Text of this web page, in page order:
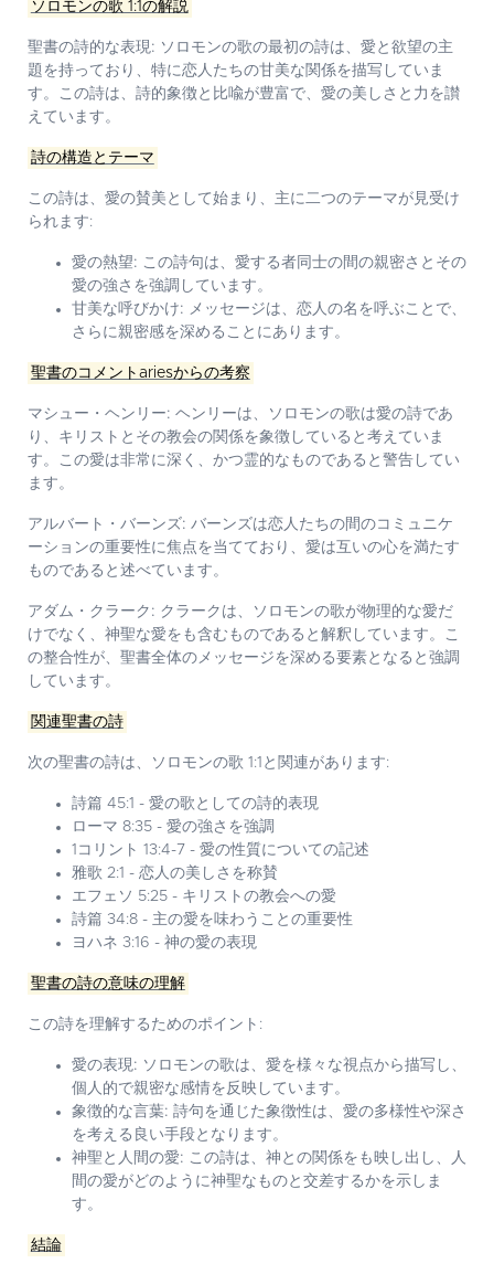
ソロモンの歌 1:1の解説
聖書の詩的な表現: ソロモンの歌の最初の詩は、愛と欲望の主
題を持っており、特に恋人たちの甘美な関係を描写していま
す。この詩は、詩的象徴と比喩が豊富で、愛の美しさと力を讃
えています。
詩の構造とテーマ
この詩は、愛の賛美として始まり、主に二つのテーマが見受け
られます:
愛の熱望: この詩句は、愛する者同士の間の親密さとその
愛の強さを強調しています。
甘美な呼びかけ: メッセージは、恋人の名を呼ぶことで、
さらに親密感を深めることにあります。
聖書のコメントariesからの考察
マシュー・ヘンリー: ヘンリーは、ソロモンの歌は愛の詩であ
り、キリストとその教会の関係を象徴していると考えていま
す。この愛は非常に深く、かつ霊的なものであると警告してい
ます。
アルバート・バーンズ: バーンズは恋人たちの間のコミュニケ
ーションの重要性に焦点を当てており、愛は互いの心を満たす
ものであると述べています。
アダム・クラーク: クラークは、ソロモンの歌が物理的な愛だ
けでなく、神聖な愛をも含むものであると解釈しています。こ
の整合性が、聖書全体のメッセージを深める要素となると強調
しています。
関連聖書の詩
次の聖書の詩は、ソロモンの歌 1:1と関連があります:
詩篇 45:1 - 愛の歌としての詩的表現
ローマ 8:35 - 愛の強さを強調
1コリント 13:4-7 - 愛の性質についての記述
雅歌 2:1 - 恋人の美しさを称賛
エフェソ 5:25 - キリストの教会への愛
詩篇 34:8 - 主の愛を味わうことの重要性
ヨハネ 3:16 - 神の愛の表現
聖書の詩の意味の理解
この詩を理解するためのポイント:
愛の表現: ソロモンの歌は、愛を様々な視点から描写し、
個人的で親密な感情を反映しています。
象徴的な言葉: 詩句を通じた象徴性は、愛の多様性や深さ
を考える良い手段となります。
神聖と人間の愛: この詩は、神との関係をも映し出し、人
間の愛がどのように神聖なものと交差するかを示しま
す。
結論